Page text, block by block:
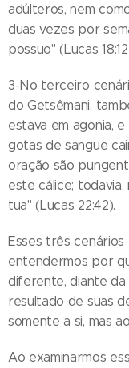
adúlteros, nem
duas vezes por
possuo" (Lucas
3-No terceiro
do Getsêmani,
estava em agonia,
gotas de sangue
oração são
este cálice; todavia,
tua" (Lucas 22:42).
Esses três
entendermos por
diferente, diante da
resultado de suas
somente a si, mas
Ao examinarmos